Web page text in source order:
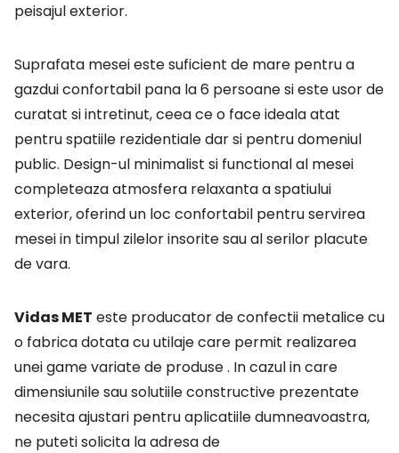
peisajul exterior.
Suprafata mesei este suficient de mare pentru a
gazdui confortabil pana la 6 persoane si este usor de
curatat si intretinut, ceea ce o face ideala atat
pentru spatiile rezidentiale dar si pentru domeniul
public. Design-ul minimalist si functional al mesei
completeaza atmosfera relaxanta a spatiului
exterior, oferind un loc confortabil pentru servirea
mesei in timpul zilelor insorite sau al serilor placute
de vara.
Vidas MET este producator de confectii metalice cu
o fabrica dotata cu utilaje care permit realizarea
unei game variate de produse . In cazul in care
dimensiunile sau solutiileconstructive prezentate
necesita ajustari pentru aplicatiile dumneavoastra,
ne puteti solicita la adresa de